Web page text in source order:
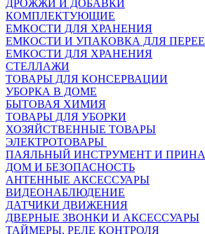
ДРОЖЖИ И ДОБАВКИ
КОМПЛЕКТУЮЩИЕ
ЕМКОСТИ ДЛЯ ХРАНЕНИЯ
ЕМКОСТИ И УПАКОВКА ДЛЯ
ЕМКОСТИ ДЛЯ ХРАНЕНИЯ
СТЕЛЛАЖИ
ТОВАРЫ ДЛЯ КОНСЕРВАЦИИ
УБОРКА В ДОМЕ
БЫТОВАЯ ХИМИЯ
ТОВАРЫ ДЛЯ УБОРКИ
ХОЗЯЙСТВЕННЫЕ ТОВАРЫ
ЭЛЕКТРОТОВАРЫ
ПАЯЛЬНЫЙ ИНСТРУМЕНТ И
ДОМ И БЕЗОПАСНОСТЬ
АНТЕННЫЕ АКСЕССУАРЫ
ВИДЕОНАБЛЮДЕНИЕ
ДАТЧИКИ ДВИЖЕНИЯ
ДВЕРНЫЕ ЗВОНКИ И АКСЕССУАРЫ
ТАЙМЕРЫ, РЕЛЕ КОНТРОЛЯ